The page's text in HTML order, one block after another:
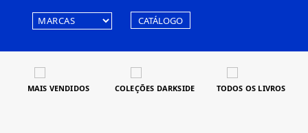
CATÁLOGO
MAIS VENDIDOS COLEÇÕES DARKSIDE TODOS OS LIVROS